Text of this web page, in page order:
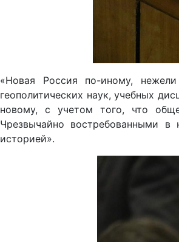
«Новая Россия по-иному,
геополитических наук, учебных
новому, с учетом того, что
Чрезвычайно востребованными в
историей».